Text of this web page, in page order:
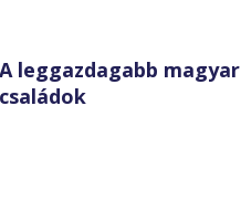
A leggazdagabb magyar
családok